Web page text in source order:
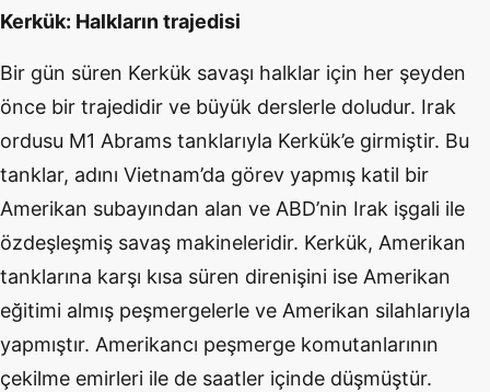
Kerkük: Halkların trajedisi
Bir gün süren Kerkük savaşı halklar için her şeyden
önce bir trajedidir ve büyük derslerle doludur. Irak
ordusu M1 Abrams tanklarıyla Kerkük’e girmiştir. Bu
tanklar, adını Vietnam’da görev yapmış katil bir
Amerikan subayından alan ve ABD’nin Irak işgali ile
özdeşleşmiş savaş makineleridir. Kerkük, Amerikan
tanklarına karşı kısa süren direnişini ise Amerikan
eğitimi almış peşmergelerle ve Amerikan silahlarıyla
yapmıştır. Amerikancı peşmerge komutanlarının
çekilme emirleri ile de saatler içinde düşmüştür.